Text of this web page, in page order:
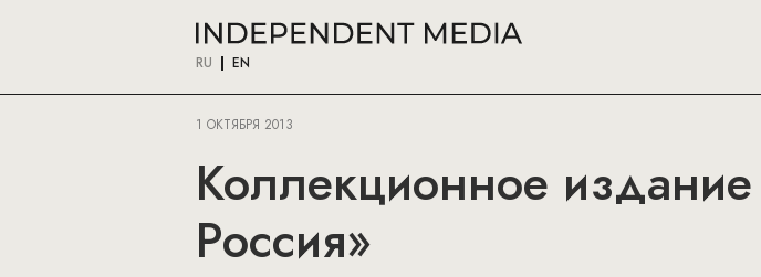
RU EN
1 ОКТЯБРЯ 2013
Коллекционное
Россия»